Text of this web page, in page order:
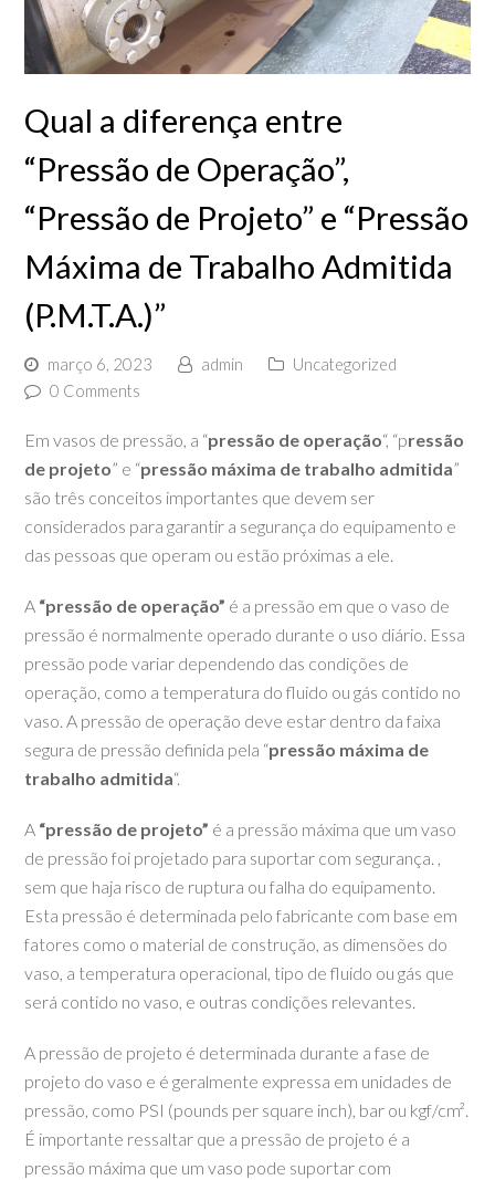
Qual a diferença entre
“Pressão de Operação”,
“Pressão de Projeto” e “Pressão
Máxima de Trabalho Admitida
(P.M.T.A.)”
março 6, 2023 admin
Uncategorized
0 Comments
Em vasos de pressão, a “pressão de operação“, “pressão
de projeto” e “pressão máxima de trabalho admitida”
são três conceitos importantes que devem ser
considerados para garantir a segurança do equipamento e
das pessoas que operam ou estão próximas a ele.
A “pressão de operação” é a pressão em que o vaso de
pressão é normalmente operado durante o uso diário. Essa
pressão pode variar dependendo das condições de
operação, como a temperatura do fluido ou gás contido no
vaso. A pressão de operação deve estar dentro da faixa
segura de pressão definida pela “pressão máxima de
trabalho admitida“.
A “pressão de projeto” é a pressão máxima que um vaso
de pressão foi projetado para suportar com segurança. ,
sem que haja risco de ruptura ou falha do equipamento.
Esta pressão é determinada pelo fabricante com base em
fatores como o material de construção, as dimensões do
vaso, a temperatura operacional, tipo de fluido ou gás que
será contido no vaso, e outras condições relevantes.
A pressão de projeto é determinada durante a fase de
projeto do vaso e é geralmente expressa em unidades de
pressão, como PSI (pounds per square inch), bar ou kgf/cm².
É importante ressaltar que a pressão de projeto é a
pressão máxima que um vaso pode suportar com